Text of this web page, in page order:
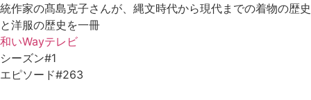
統作家の髙島克子さんが、縄文時代から現代までの着物の歴史
と洋服の歴史を一冊
和いWayテレビ
シーズン#1
エピソード#263